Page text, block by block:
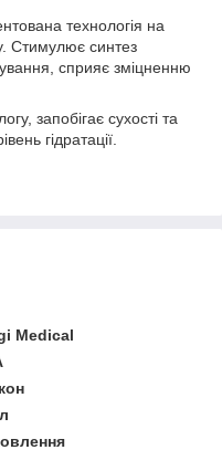
технологія на
Стимулює синтез
сприяє зміцненню
запобігає сухості та
гідратації.
Medical